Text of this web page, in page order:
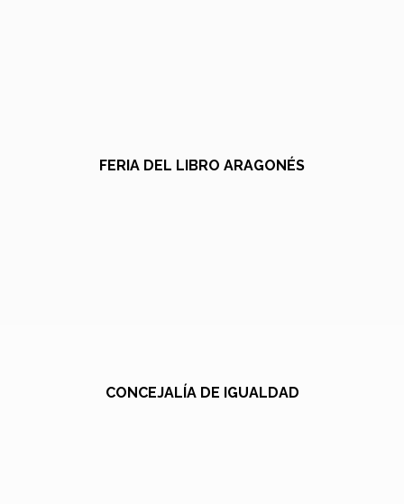
FERIA DEL LIBRO ARAGONÉS
CONCEJALÍA DE IGUALDAD